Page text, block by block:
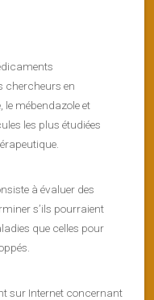
chercheurs en
le mébendazole et
les plus étudiées
à évaluer des
s’ils pourraient
que celles pour
sur Internet concernant